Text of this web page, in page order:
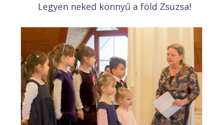
Legyen neked könnyű a föld Zsuzsa!